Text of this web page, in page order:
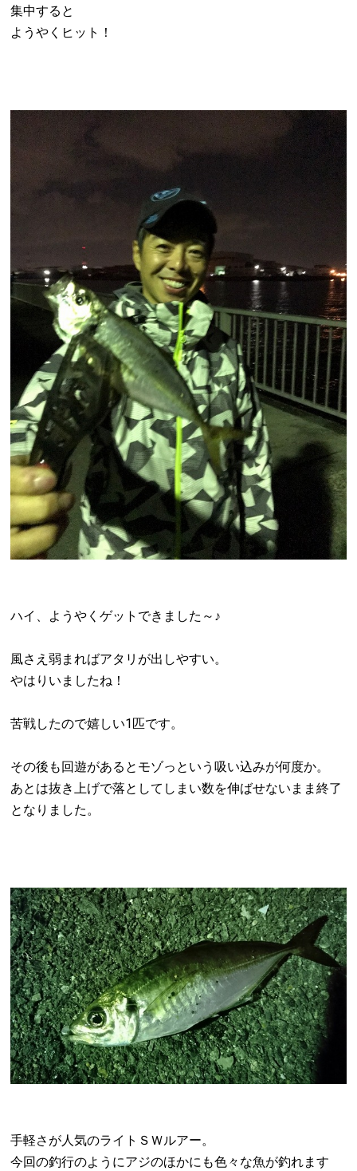
集中すると
ようやくヒット！
ハイ、ようやくゲットできました～♪
風さえ弱まればアタリが出しやすい。
やはりいましたね！
苦戦したので嬉しい1匹です。
その後も回遊があるとモゾっという吸い込みが何度か。
あとは抜き上げで落としてしまい数を伸ばせないまま終了
となりました。
手軽さが人気のライトＳＷルアー。
今回の釣行のようにアジのほかにも色々な魚が釣れます